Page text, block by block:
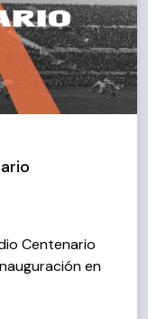
Centenario
en